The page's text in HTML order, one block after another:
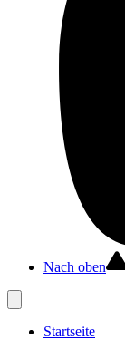
Nach oben
Startseite